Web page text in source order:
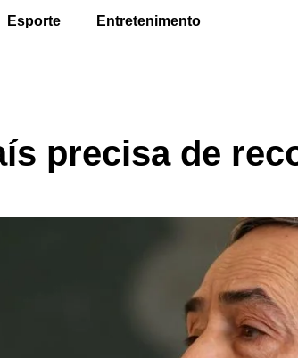
Esporte Entretenimento
precisa de